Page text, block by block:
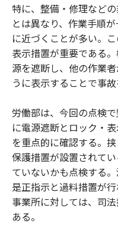
特に、整備・修理など
とは異なり、作業手順
に近づくことが多い。
表示措置が重要である
源を遮断し、他の作業
うに表示することで事
労働部は、今回の点検
に電源遮断とロック・
を重点的に確認する。
保護措置が設置されて
ていないかも点検する
是正指示と過料措置が
事業所に対しては、司
ある。